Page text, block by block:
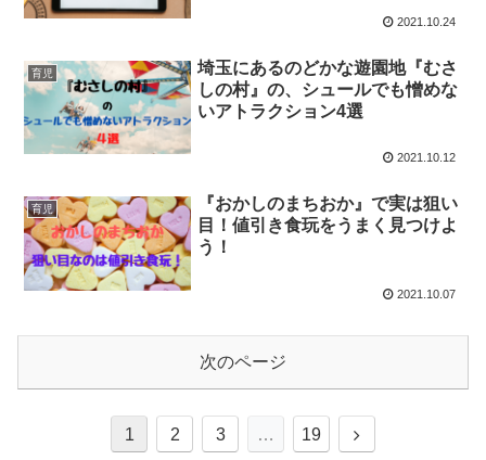
2021.10.24
育児
埼玉にあるのどかな遊園地『むさ
しの村』の、シュールでも憎めな
いアトラクション4選
2021.10.12
育児
『おかしのまちおか』で実は狙い
目！値引き食玩をうまく見つけよ
う！
2021.10.07
次のページ
1 2 3 … 19